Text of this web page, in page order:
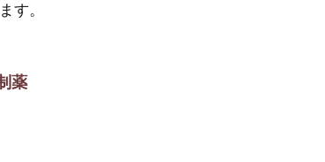
す。
薬